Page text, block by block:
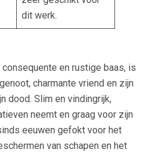
dit werk.
en rustige baas, is
charmante vriend en zijn
dood. Slim en vindingrijk,
neemt en graag voor zijn
eeuwen gefokt voor het
van schapen en het